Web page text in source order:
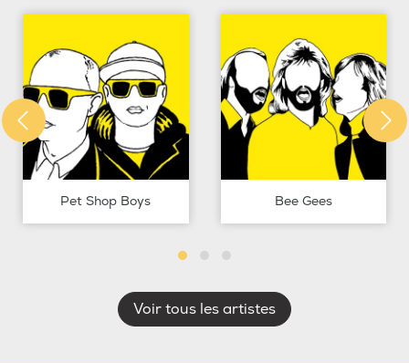
Pet Shop Boys Bee Gees
Voir tous les artistes